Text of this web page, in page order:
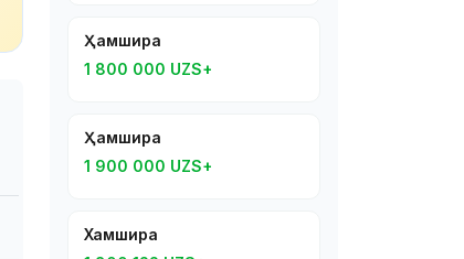
Ҳамшира
1 800 000 UZS+
Ҳамшира
1 900 000 UZS+
Хамшира